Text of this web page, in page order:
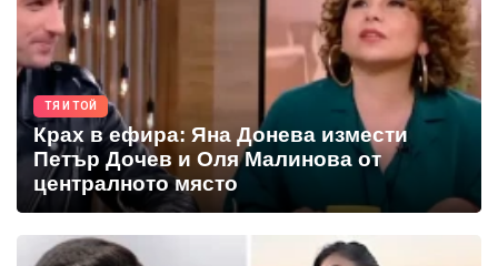
ТЯ И ТОЙ
Крах в ефира: Яна Донева измести
Петър Дочев и Оля Малинова от
централното място